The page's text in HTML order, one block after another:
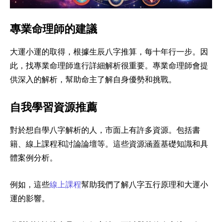
專業命理師的建議
大運小運的取得，根據生辰八字推算，每十年行一步。因
此，找專業命理師進行詳細解析很重要。專業命理師會提
供深入的解析，幫助命主了解自身優勢和挑戰。
自我學習資源推薦
對於想自學八字解析的人，市面上有許多資源。包括書
籍、線上課程和討論論壇等。這些資源涵蓋基礎知識和具
體案例分析。
例如，這些線上課程幫助我們了解八字五行原理和大運小
運的影響。